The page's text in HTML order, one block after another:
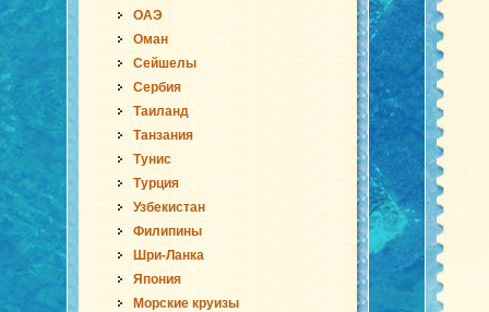
ОАЭ
Оман
Сейшелы
Сербия
Таиланд
Танзания
Тунис
Турция
Узбекистан
Филипины
Шри-Ланка
Япония
Морские круизы